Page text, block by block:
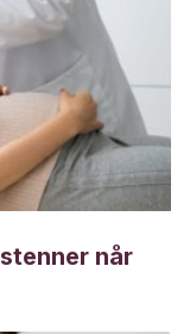
når